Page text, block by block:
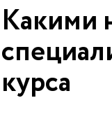
Какими
курса